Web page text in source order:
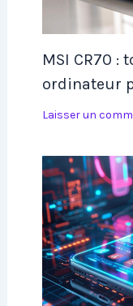
MSI CR70 :
ordinateur
Laisser un